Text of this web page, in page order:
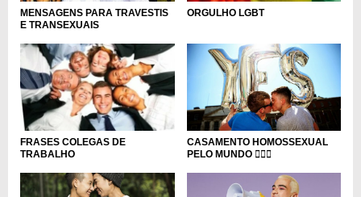
MENSAGENS PARA TRAVESTIS
E TRANSEXUAIS
ORGULHO LGBT
FRASES COLEGAS DE
TRABALHO
CASAMENTO HOMOSSEXUAL
PELO MUNDO 🏳‍🌈🌈